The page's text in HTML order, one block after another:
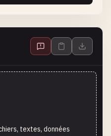
textes, données